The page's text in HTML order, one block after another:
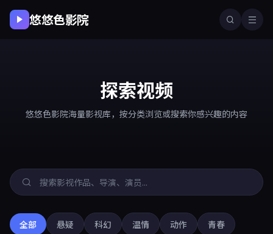
悠悠色影院
探索视频
悠悠色影院海量影视库，按分类浏览或搜索你感兴趣的内容
全部 悬疑 科幻 温情 动作
青春